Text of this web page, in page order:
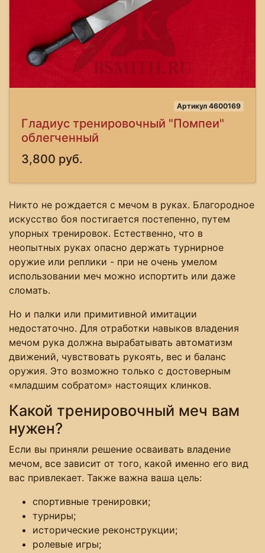
Артикул 4600169
Гладиус тренировочный "Помпеи"
облегченный
3,800 руб.
Никто не рождается с мечом в руках. Благородное
искусство боя постигается постепенно, путем
упорных тренировок. Естественно, что в
неопытных руках опасно держать турнирное
оружие или реплики - при не очень умелом
использовании меч можно испортить или даже
сломать.
Но и палки или примитивной имитации
недостаточно. Для отработки навыков владения
мечом рука должна вырабатывать автоматизм
движений, чувствовать рукоять, вес и баланс
оружия. Это возможно только с достоверным
«младшим собратом» настоящих клинков.
Какой тренировочный меч вам
нужен?
Если вы приняли решение осваивать владение
мечом, все зависит от того, какой именно его вид
вас привлекает. Также важна ваша цель:
спортивные тренировки;
турниры;
исторические реконструкции;
ролевые игры;